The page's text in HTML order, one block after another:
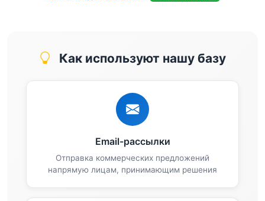
Как используют нашу базу
Email-рассылки
Отправка коммерческих предложений
напрямую лицам, принимающим решения